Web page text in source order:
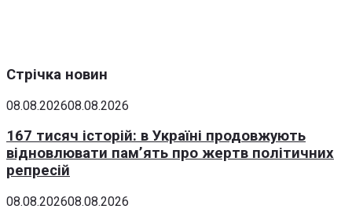
Стрічка новин
08.08.202608.08.2026
167 тисяч історій: в Україні продовжують
відновлювати пам’ять про жертв політичних
репресій
08.08.202608.08.2026